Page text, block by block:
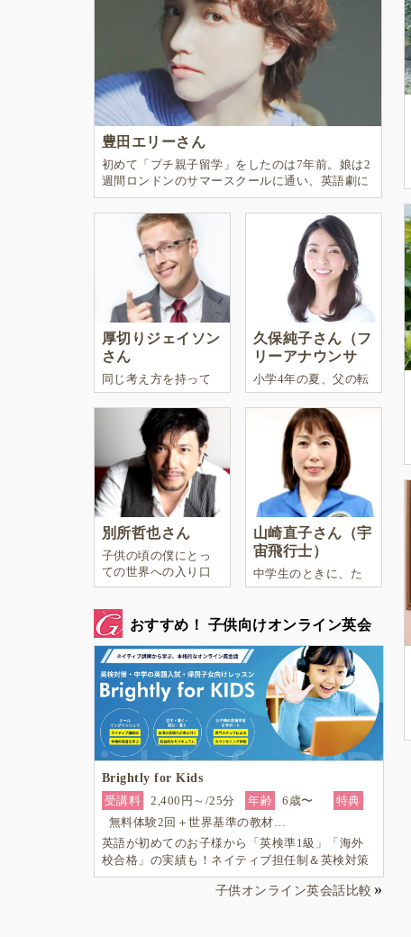
豊田エリーさん
初めて「プチ親子留学」をしたのは7年前。娘は2
週間ロンドンのサマースクールに通い、英語劇に
挑戦したり、
厚切りジェイソン
さん
同じ考え方を持って
いる人と一緒にいる
と不和がなく快適で
過ごしやすいだろう
けど、これは理想な
のでしょうか？
久保純子さん（フ
リーアナウンサ
ー）
小学4年の夏、父の転
勤に伴ってイギリス
に引っ越した。
別所哲也さん
子供の頃の僕にとっ
ての世界への入り口
は、おばあちゃん。
た、ミルク多めのカ
フェオレと大きな世
界地図とピアノ。
山崎直子さん（宇
宙飛行士）
中学生のときに、た
またまアメリカの女
た。
おすすめ！ 子供向けオンライン英会
話
Brightly for Kids
受講料
2,400円～/25分 年齢 6歳〜
特典
無料体験2回＋世界基準の教材…
英語が初めてのお子様から「英検準1級」「海外
校合格」の実績も！ネイティブ担任制＆英検対策
も強く帰国子女対応も可能―小学生からの4技能
本格英会話『Brightly for Kids｜ブライトリー』
子供オンライン英会話比較